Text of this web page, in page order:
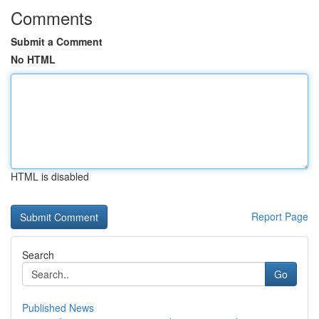
Comments
Submit a Comment
No HTML
HTML is disabled
Report Page
Search
Go
Published News